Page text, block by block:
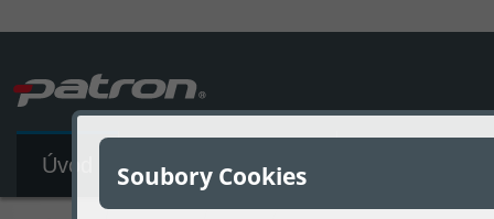
Úvod Katalog produktů
Soubory Cookies